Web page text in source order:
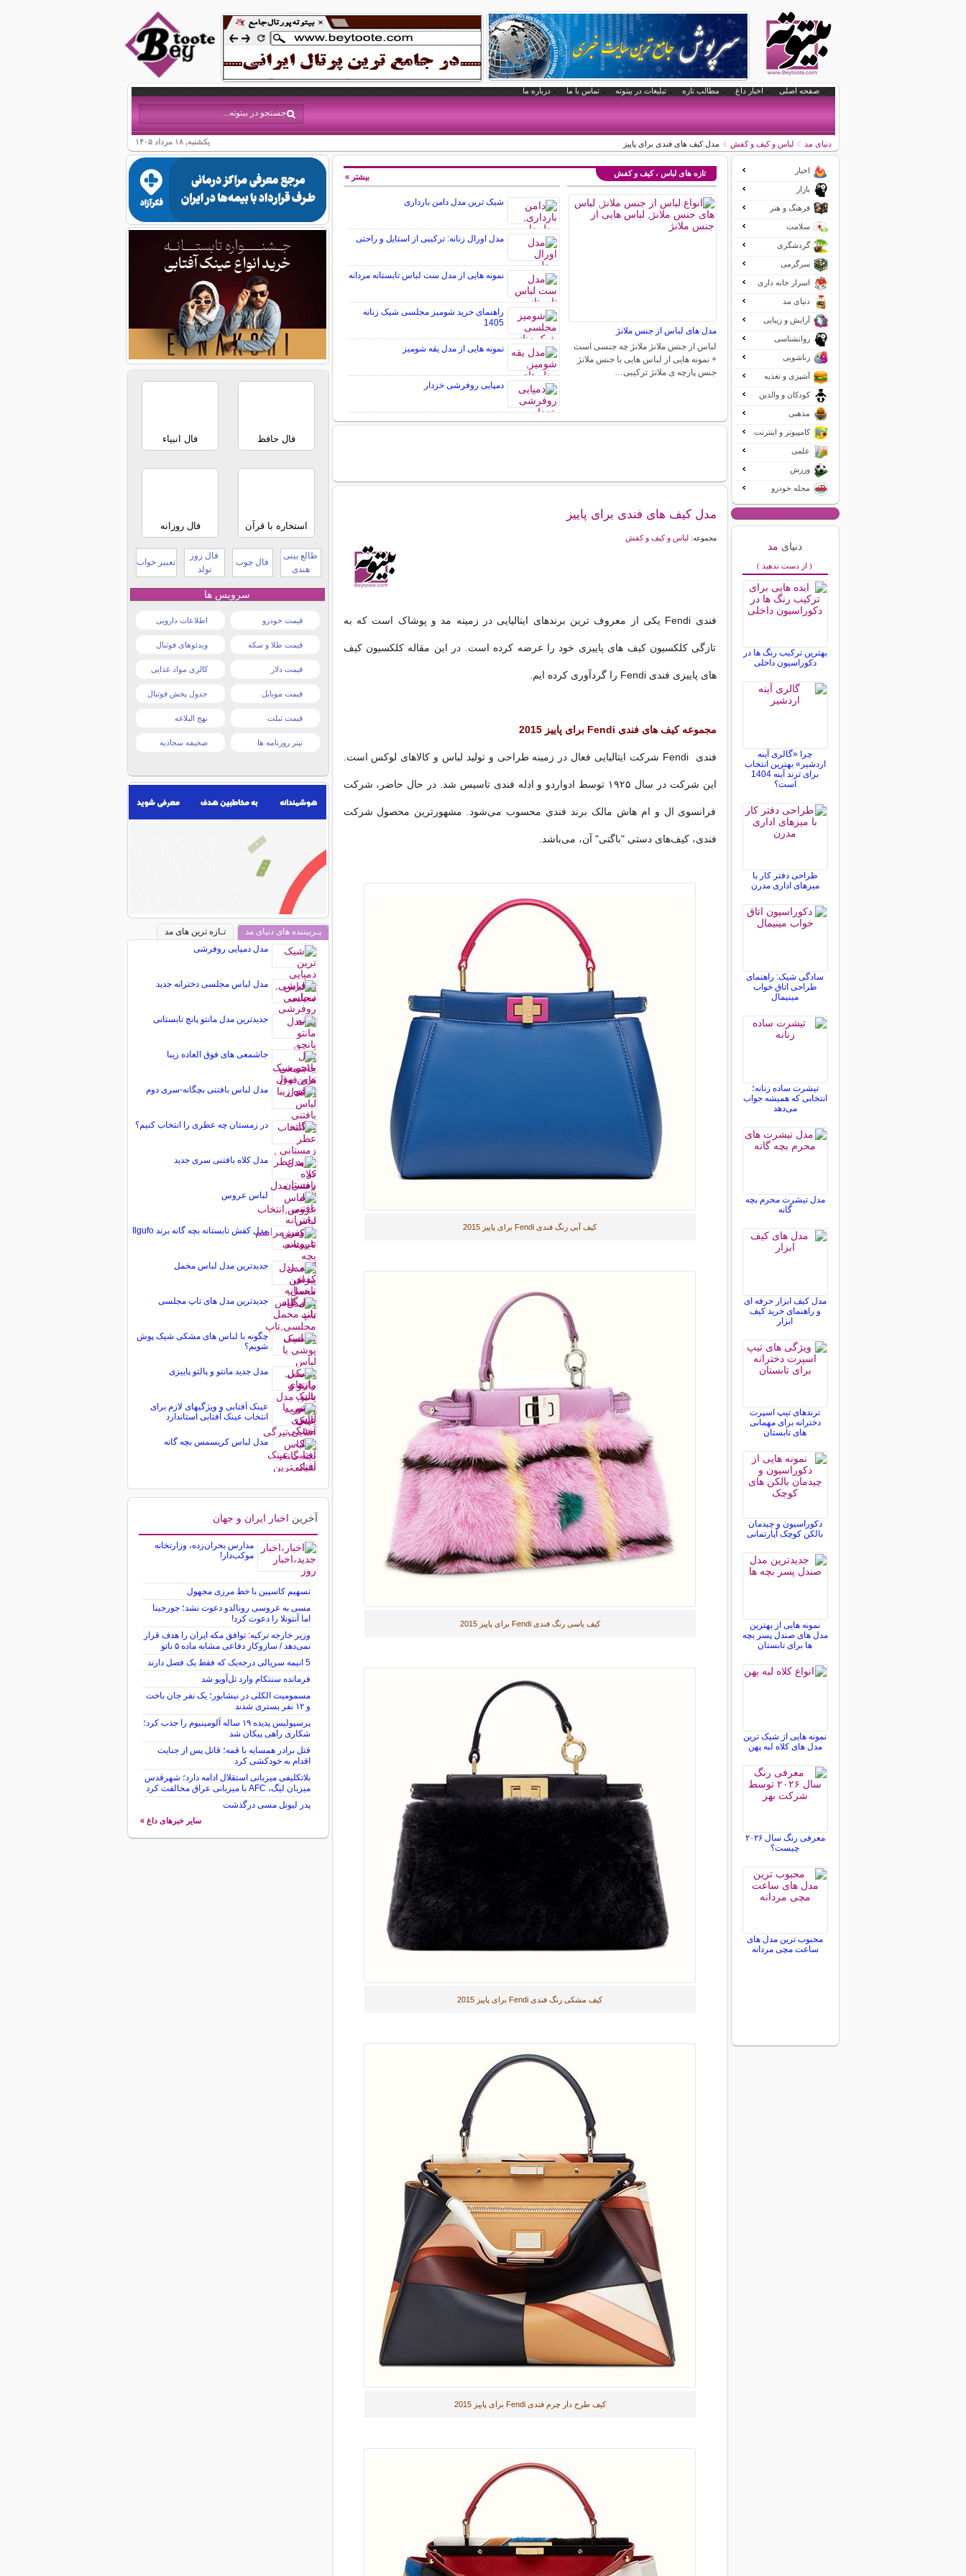
صفحه اصلی اخبار داغ مطالب تازه تبلیغات در بیتوته تماس با ما درباره ما
یکشنبه, ۱۸ مرداد ۱۴۰۵ دنیای مد لباس و کیف و کفش مدل کیف های فندی برای پاییز
تازه های لباس ، کیف و کفش
مدل های لباس از جنس ملانژ
لباس از جنس ملانژ ملانژ چه جنسی است
+ نمونه هایی از لباس هایی با جنس ملانژ
جنس پارچه ی ملانژ ترکیبی…
شیک ترین مدل دامن بارداری
مدل اورال زنانه: ترکیبی از استایل و راحتی
نمونه هایی از مدل ست لباس تابستانه مردانه
راهنمای خرید شومیز مجلسی شیک زنانه
1405
نمونه هایی از مدل یقه شومیز
دمپایی روفرشی خزدار
بیشتر »
مدل کیف های فندی برای پاییز
مجموعه: لباس و کیف و کفش
فندی Fendi یکی از معروف ترین برندهای ایتالیایی در زمینه مد و پوشاک است که به
تازگی کلکسیون کیف های پاییزی خود را عرضه کرده است. در این مقاله کلکسیون کیف
های پاییزی فندی Fendi را گردآوری کرده ایم.
مجموعه کیف های فندی Fendi برای پاییز 2015
فندی Fendi شرکت ایتالیایی فعال در زمینه طراحی و تولید لباس و کالاهای لوکس است.
این شرکت در سال ۱۹۲۵ توسط ادواردو و ادله فندی تاسیس شد. در حال حاضر، شرکت
فرانسوی ال و ام هاش مالک برند فندی محسوب می‌شود. مشهورترین محصول شرکت
فندی، کیف‌های دستی "باگتی" آن، می‌باشد.
کیف آبی رنگ فندی Fendi برای پاییز 2015
کیف یاسی رنگ فندی Fendi برای پاییز 2015
کیف مشکی رنگ فندی Fendi برای پاییز 2015
کیف طرح دار چرم فندی Fendi برای پاییز 2015
اخبار
بازار
فرهنگ و هنر
سلامت
گردشگری
سرگرمی
اسرار خانه داری
دنیای مد
آرایش و زیبایی
روانشناسی
زناشویی
آشپزی و تغذیه
کودکان و والدین
مذهبی
کامپیوتر و اینترنت
علمی
ورزش
مجله خودرو
دنیای مد
( از دست ندهید )
بهترین ترکیب رنگ ها در
دکوراسیون داخلی
چرا «گالری آینه
اردشیر» بهترین انتخاب
برای ترند آینه 1404
است؟
طراحی دفتر کار با
میزهای اداری مدرن
سادگی شیک: راهنمای
طراحی اتاق خواب
مینیمال
تیشرت ساده زنانه؛
انتخابی که همیشه جواب
می‌دهد
مدل تیشرت محرم بچه
گانه
مدل کیف ابزار حرفه ای
و راهنمای خرید کیف
ابزار
ترندهای تیپ اسپرت
دخترانه برای مهمانی
های تابستان
دکوراسیون و چیدمان
بالکن کوچک آپارتمانی
نمونه هایی از بهترین
مدل های صندل پسر بچه
ها برای تابستان
نمونه هایی از شیک ترین
مدل های کلاه لبه پهن
معرفی رنگ سال ۲۰۲۶
چیست؟
محبوب ترین مدل های
ساعت مچی مردانه
فال حافظ فال انبیاء
استخاره با قرآن فال روزانه
طالع بینی
هندی
فال چوب
فال روز
تولد
تعبیر خواب
سرویس ها
قیمت خودرو اطلاعات دارویی
قیمت طلا و سکه ویدئوهای فوتبال
قیمت دلار کالری مواد غذایی
قیمت موبایل جدول پخش فوتبال
قیمت تبلت نهج البلاغه
تیتر روزنامه ها صحیفه سجادیه
پـربیننده های دنیای مد
تـازه ترین های مد
مدل دمپایی روفرشی
مدل لباس مجلسی دخترانه جدید
جدیدترین مدل مانتو پانچ تابستانی
جاشمعی های فوق العاده زیبا
مدل لباس بافتنی بچگانه-سری دوم
در زمستان چه عطری را انتخاب کنیم؟
مدل کلاه بافتنی سری جدید
لباس عروس
مدل کفش تابستانه بچه گانه برند Ilgufo
جدیدترین مدل لباس مخمل
جدیدترین مدل های تاپ مجلسی
چگونه با لباس های مشکی شیک پوش
شویم؟
مدل جدید مانتو و پالتو پاییزی
عینک آفتابی و ویژگیهای لازم برای
انتخاب عینک آفتابی استاندارد
مدل لباس کریسمس بچه گانه
آخرین اخبار ایران و جهان
مدارس بحران‌زده، وزارتخانه
موکب‌دار!
تسهیم کاسپین با خط مرزی مجهول
مسی به عروسی رونالدو دعوت نشد؛ جورجینا
اما آنتونلا را دعوت کرد!
وزیر خارجه ترکیه: توافق مکه ایران را هدف قرار
نمی‌دهد / سازوکار دفاعی مشابه ماده ۵ ناتو
5 انیمه سریالی درجه‌یک که فقط یک فصل دارند
فرمانده سنتکام وارد تل‌آویو شد
مسمومیت الکلی در نیشابور؛ یک نفر جان باخت
و ۱۲ نفر بستری شدند
پرسپولیس پدیده ۱۹ ساله آلومینیوم را جذب کرد؛
شکاری راهی پیکان شد
قتل برادر همسایه با قمه؛ قاتل پس از جنایت
اقدام به خودکشی کرد
بلاتکلیفی میزبانی استقلال ادامه دارد؛ شهرقدس
میزبان لیگ، AFC با میزبانی عراق مخالفت کرد
پدر لیونل مسی درگذشت
سایر خبرهای داغ »